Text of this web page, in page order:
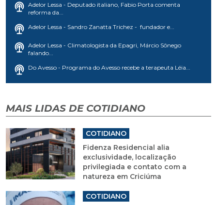
Adelor Lessa - Deputado italiano, Fabio Porta comenta
reforma da...
Adelor Lessa - Sandro Zanatta Trichez - fundador e...
Adelor Lessa - Climatologista da Epagri, Márcio Sônego
falando...
Do Avesso - Programa do Avesso recebe a terapeuta Léia...
MAIS LIDAS DE COTIDIANO
COTIDIANO
Fidenza Residencial alia
exclusividade, localização
privilegiada e contato com a
natureza em Criciúma
COTIDIANO